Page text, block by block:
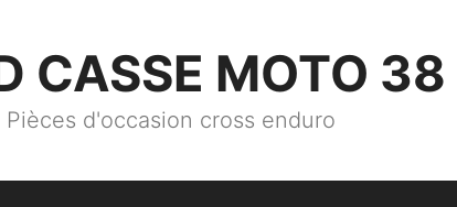
CASSE MOTO 38
Pièces d'occasion cross enduro